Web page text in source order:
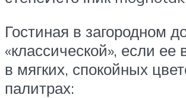
Гостиная в загородном
«классической», если ее
в мягких, спокойных
палитрах: